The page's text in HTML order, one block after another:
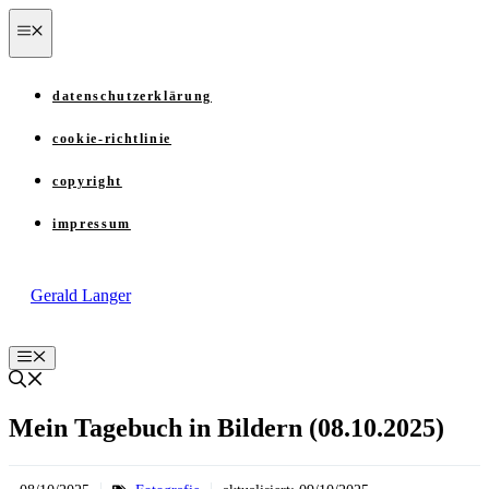
Zum
Inhalt
springen
datenschutzerklärung
cookie-richtlinie
copyright
impressum
Gerald Langer
Menü
Mein Tagebuch in Bildern (08.10.2025)